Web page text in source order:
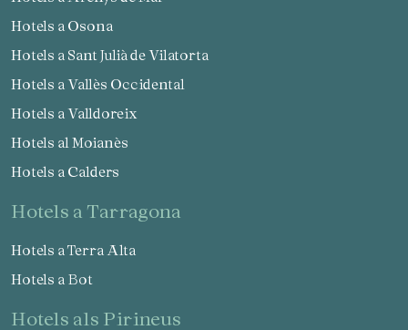
Hotels a Osona
Hotels a Sant Julià de Vilatorta
Hotels a Vallès Occidental
Hotels a Valldoreix
Hotels al Moianès
Hotels a Calders
hotels a Tarragona
Hotels a Terra Alta
Hotels a Bot
hotels als Pirineus